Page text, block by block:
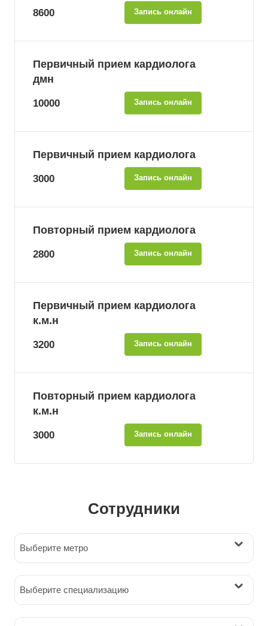
8600 Запись онлайн
Первичный прием кардиолога
дмн
10000 Запись онлайн
Первичный прием кардиолога
3000 Запись онлайн
Повторный прием кардиолога
2800 Запись онлайн
Первичный прием кардиолога
к.м.н
3200 Запись онлайн
Повторный прием кардиолога
к.м.н
3000 Запись онлайн
Сотрудники
Выберите метро
Выберите специализацию